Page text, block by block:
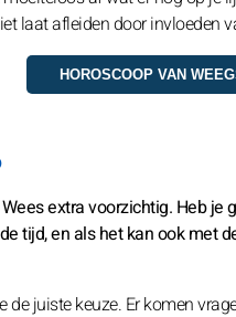
laat afleiden door invloeden
extra voorzichtig. Heb je
tijd, en als het kan ook met
juiste keuze. Er komen